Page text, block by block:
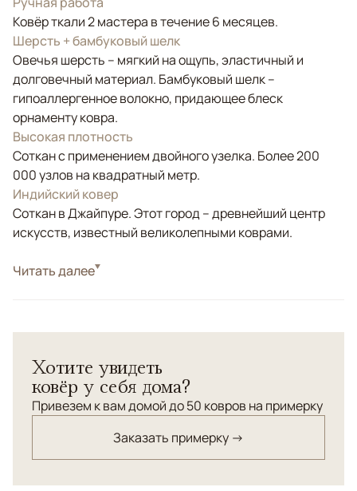
Ковёр ткали 2 мастера в течение 6 месяцев.
Шерсть + бамбуковый шелк
Овечья шерсть – мягкий на ощупь, эластичный и
долговечный материал. Бамбуковый шелк –
гипоаллергенное волокно, придающее блеск
орнаменту ковра.
Высокая плотность
Соткан с применением двойного узелка. Более 200
000 узлов на квадратный метр.
Индийский ковер
Соткан в Джайпуре. Этот город – древнейший центр
искусств, известный великолепными коврами.
СтильСовременные
УзорыАбстрактный
Читать далее
Хотите увидеть
ковёр у себя дома?
Привезем к вам домой до 50 ковров на примерку
Заказать примерку →